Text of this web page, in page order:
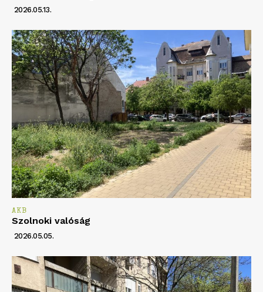
2026.05.13.
AKB
Szolnoki valóság
2026.05.05.